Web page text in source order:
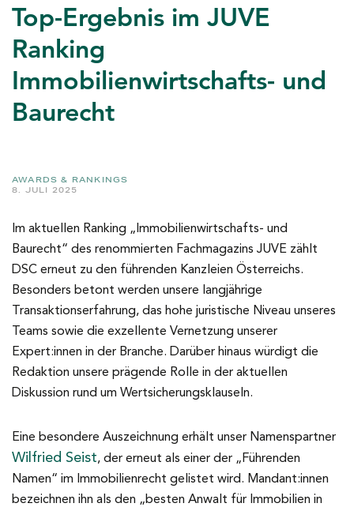
Top-Ergebnis im JUVE
Ranking
Immobilienwirtschafts- und
Baurecht
AWARDS & RANKINGS
8. JULI 2025
Im aktuellen Ranking „Immobilienwirtschafts- und
Baurecht“ des renommierten Fachmagazins JUVE zählt
DSC erneut zu den führenden Kanzleien Österreichs.
Besonders betont werden unsere langjährige
Transaktionserfahrung, das hohe juristische Niveau unseres
Teams sowie die exzellente Vernetzung unserer
Expert:innen in der Branche. Darüber hinaus würdigt die
Redaktion unsere prägende Rolle in der aktuellen
Diskussion rund um Wertsicherungsklauseln.
Eine besondere Auszeichnung erhält unser Namenspartner
Wilfried Seist, der erneut als einer der „Führenden
Namen“ im Immobilienrecht gelistet wird. Mandant:innen
bezeichnen ihn als den „besten Anwalt für Immobilien in